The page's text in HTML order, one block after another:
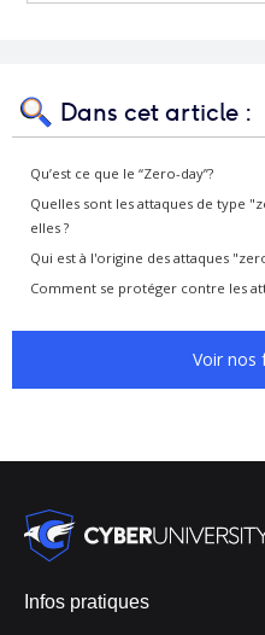
Dans cet article :
Qu’est ce que le “Zero-day”?
Quelles sont les attaques de type
elles ?
Qui est à l'origine des attaques
Comment se protéger contre les
Voir nos
Infos pratiques